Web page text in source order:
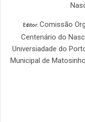
Editor: Comissão
Centenário do
Universiadade do
Municipal de